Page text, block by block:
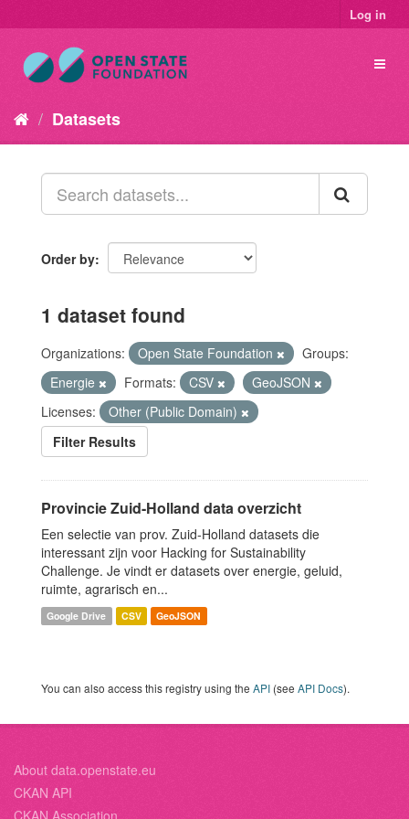
Log in
Datasets
Order by
1 dataset found
Organizations: Open State Foundation
Groups:
Energie
Formats: CSV
GeoJSON
Licenses:
Other (Public Domain)
Filter Results
Provincie Zuid-Holland data overzicht
Een selectie van prov. Zuid-Holland datasets die
interessant zijn voor Hacking for Sustainability
Challenge. Je vindt er datasets over energie, geluid,
ruimte, agrarisch en...
Google Drive CSV GeoJSON
You can also access this registry using the API (see API Docs).
About data.openstate.eu
CKAN API
CKAN Association